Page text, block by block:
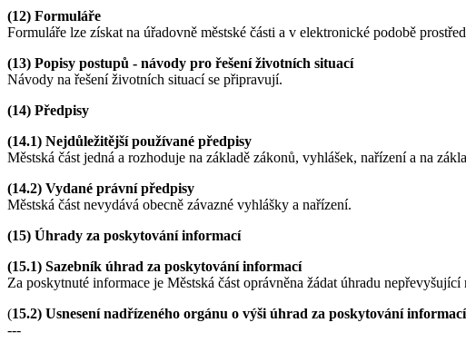
(12) Formuláře
Formuláře lze získat na úřadovně městské části a v elektronické podobě
(13) Popisy postupů - návody pro řešení životních situací
Návody na řešení životních situací se připravují.
(14) Předpisy
(14.1) Nejdůležitější používané předpisy
Městská část jedná a rozhoduje na základě zákonů, vyhlášek, nařízení a na
(14.2) Vydané právní předpisy
Městská část nevydává obecně závazné vyhlášky a nařízení.
(15) Úhrady za poskytování informací
(15.1) Sazebník úhrad za poskytování informací
Za poskytnuté informace je Městská část oprávněna žádat úhradu
(15.2) Usnesení nadřízeného orgánu o výši úhrad za poskytování informací
---